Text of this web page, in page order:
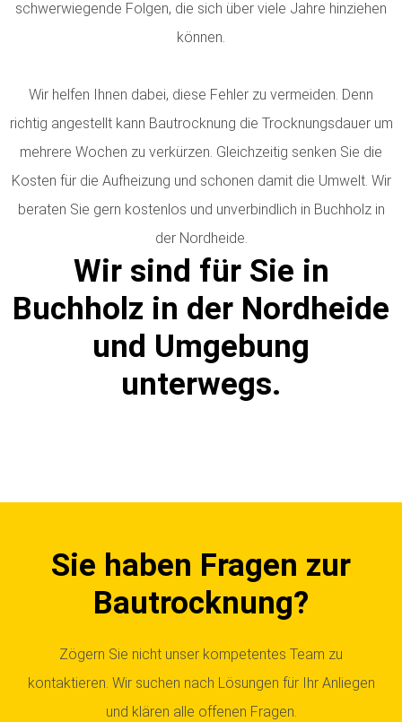
schwerwiegende Folgen, die sich über viele Jahre hinziehen
können.
Wir helfen Ihnen dabei, diese Fehler zu vermeiden. Denn
richtig angestellt kann Bautrocknung die Trocknungsdauer um
mehrere Wochen zu verkürzen. Gleichzeitig senken Sie die
Kosten für die Aufheizung und schonen damit die Umwelt. Wir
beraten Sie gern kostenlos und unverbindlich in Buchholz in
der Nordheide.
Wir sind für Sie in
Buchholz in der Nordheide
und Umgebung
unterwegs.
Sie haben Fragen zur
Bautrocknung?
Zögern Sie nicht unser kompetentes Team zu
kontaktieren. Wir suchen nach Lösungen für Ihr Anliegen
und klären alle offenen Fragen.